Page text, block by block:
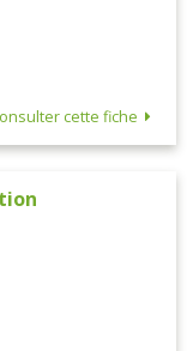
cette fiche